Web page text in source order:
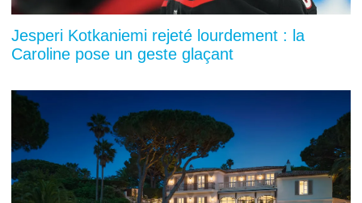
Jesperi Kotkaniemi rejeté lourdement : la
Caroline pose un geste glaçant